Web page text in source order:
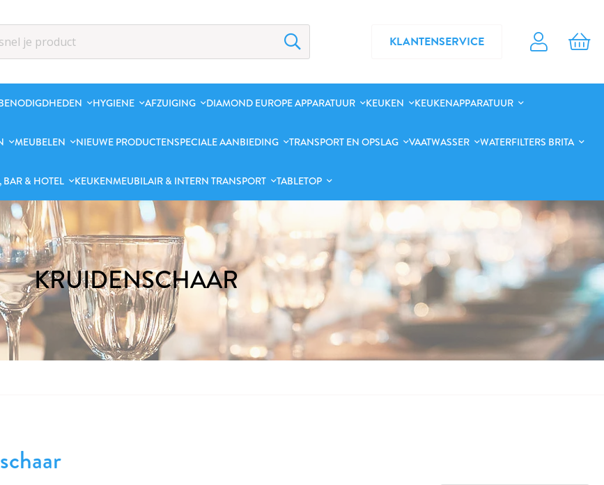
KLANTENSERVICE
HYGIENE AFZUIGING DIAMOND EUROPE APPARATUUR KEUKEN KEUKENAPPARATUUR
MEUBELEN NIEUWE PRODUCTENSPECIALE AANBIEDING TRANSPORT EN OPSLAG VAATWASSER WATERFILTERS BRITA
BAR & HOTEL KEUKENMEUBILAIR & INTERN TRANSPORT TABLETOP
KRUIDENSCHAAR